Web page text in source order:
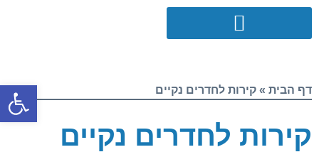
דף הבית » קירות לחדרים נקיים
קירות לחדרים נקיים
פתח